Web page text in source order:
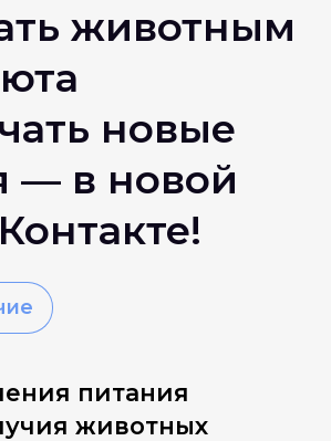
животным
новые
— в новой
питания
животных